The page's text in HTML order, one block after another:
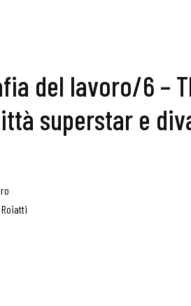
del lavoro/6 –
superstar e